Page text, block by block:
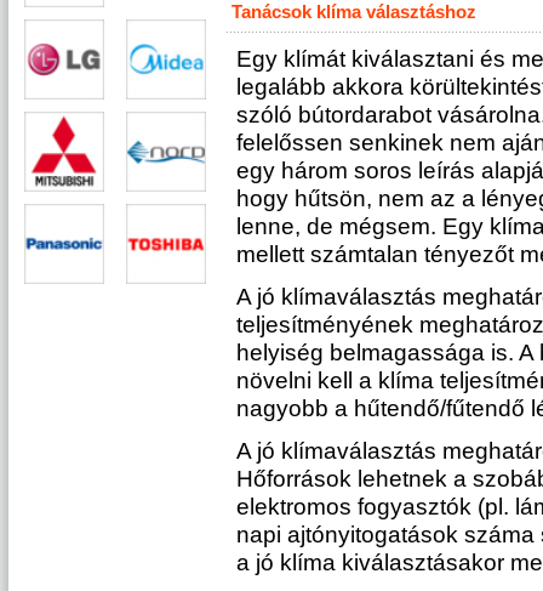
Tanácsok klíma választáshoz
Egy klímát kiválasztani és
legalább akkora
szóló bútordarabot
felelőssen senkinek nem
egy három soros leírás
hogy hűtsön, nem az a
lenne, de mégsem. Egy
mellett számtalan tényezőt
A jó klímaválasztás
teljesítményének
helyiség belmagassága is.
növelni kell a klíma
nagyobb a hűtendő/fűtendő
A jó klímaválasztás
Hőforrások lehetnek a
elektromos fogyasztók (pl.
napi ajtónyitogatások
a jó klíma kiválasztásakor